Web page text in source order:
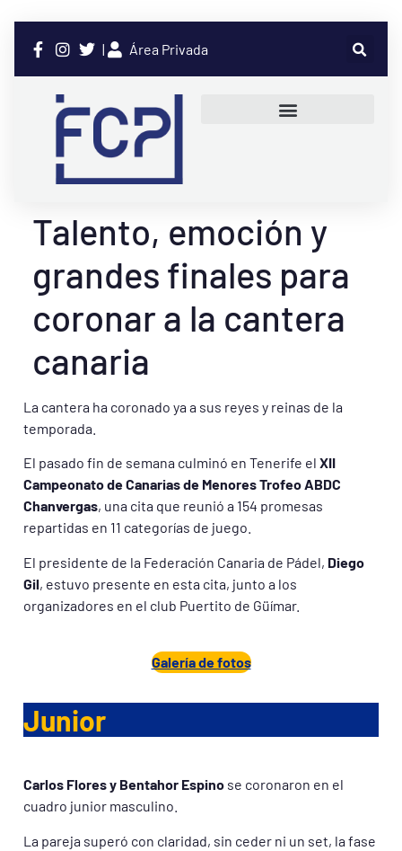
| Área Privada
Talento, emoción y
grandes finales para
coronar a la cantera
canaria
La cantera ha coronado ya a sus reyes y reinas de la
temporada.
El pasado fin de semana culminó en Tenerife el XII
Campeonato de Canarias de Menores Trofeo ABDC
Chanvergas, una cita que reunió a 154 promesas
repartidas en 11 categorías de juego.
El presidente de la Federación Canaria de Pádel, Diego
Gil, estuvo presente en esta cita, junto a los
organizadores en el club Puertito de Güímar.
Galería de fotos
Junior
Carlos Flores y Bentahor Espino se coronaron en el
cuadro junior masculino.
La pareja superó con claridad, sin ceder ni un set, la fase